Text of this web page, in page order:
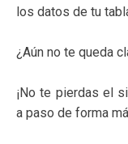
los datos de tu
¿Aún no te queda
¡No te pierdas el
a paso de forma